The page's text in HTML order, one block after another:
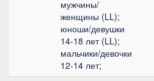
мужчины/
женщины (LL);
юноши/девушки
14-18 лет (LL);
мальчики/девочки
12-14 лет;